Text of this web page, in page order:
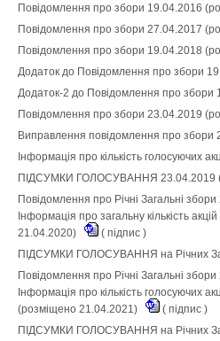
Повідомлення про збори 19.04.2016
Повідомлення про збори 27.04.2017
Повідомлення про збори 19.04.2018
Додаток до Повідомлення про збори
Додаток-2 до Повідомлення про
Повідомлення про збори 23.04.2019
Виправлення повідомлення про
Інформація про кількість голосуючих
ПІДСУМКИ ГОЛОСУВАННЯ 23.04.2019
Повідомлення про Річні Загальні
Інформація про загальну кількість
21.04.2020)
( підпис )
ПІДСУМКИ ГОЛОСУВАННЯ на Річних
Повідомлення про Річні Загальні
Інформація про кількість голосуючих
(розміщено 21.04.2021)
( підпис )
ПІДСУМКИ ГОЛОСУВАННЯ на Річних